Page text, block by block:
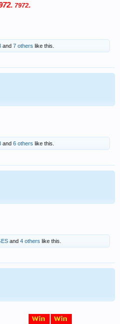
. 7972.
and 7 others like this.
and 6 others like this.
and 4 others like this.